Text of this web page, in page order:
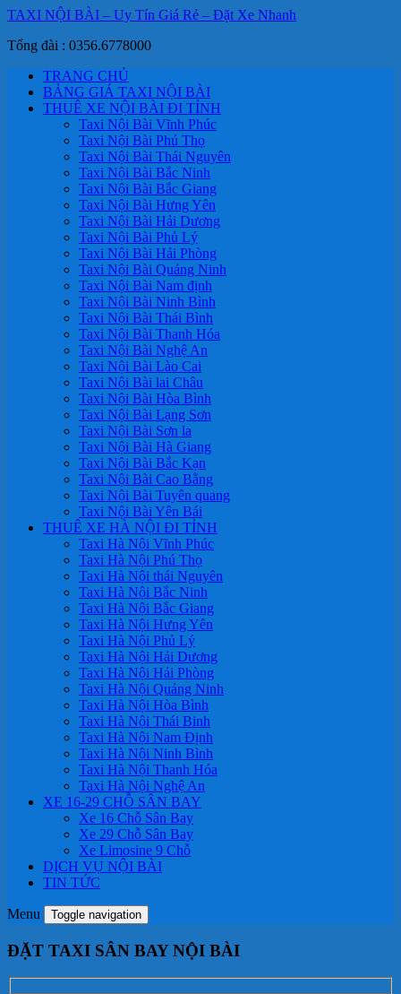
TAXI NỘI BÀI – Uy Tín Giá Rẻ – Đặt Xe Nhanh
Tổng đài : 0356.6778000
TRANG CHỦ
BẢNG GIÁ TAXI NỘI BÀI
THUÊ XE NỘI BÀI ĐI TỈNH
Taxi Nội Bài Vĩnh Phúc
Taxi Nội Bài Phú Thọ
Taxi Nội Bài Thái Nguyên
Taxi Nội Bài Bắc Ninh
Taxi Nội Bài Bắc Giang
Taxi Nội Bài Hưng Yên
Taxi Nội Bài Hải Dương
Taxi Nội Bài Phủ Lý
Taxi Nội Bài Hải Phòng
Taxi Nội Bài Quảng Ninh
Taxi Nội Bài Nam định
Taxi Nội Bài Ninh Bình
Taxi Nội Bài Thái Bình
Taxi Nội Bài Thanh Hóa
Taxi Nội Bài Nghệ An
Taxi Nội Bài Lào Cai
Taxi Nội Bài lai Châu
Taxi Nội Bài Hòa Bình
Taxi Nội Bài Lạng Sơn
Taxi Nội Bài Sơn la
Taxi Nội Bài Hà Giang
Taxi Nội Bài Bắc Kạn
Taxi Nội Bài Cao Bằng
Taxi Nội Bài Tuyên quang
Taxi Nội Bài Yên Bái
THUÊ XE HÀ NỘI ĐI TỈNH
Taxi Hà Nội Vĩnh Phúc
Taxi Hà Nội Phú Thọ
Taxi Hà Nội thái Nguyên
Taxi Hà Nội Bắc Ninh
Taxi Hà Nội Bắc Giang
Taxi Hà Nội Hưng Yên
Taxi Hà Nội Phủ Lý
Taxi Hà Nội Hải Dương
Taxi Hà Nội Hải Phòng
Taxi Hà Nội Quảng Ninh
Taxi Hà Nội Hòa Bình
Taxi Hà Nội Thái Binh
Taxi Hà Nội Nam Định
Taxi Hà Nội Ninh Bình
Taxi Hà Nội Thanh Hóa
Taxi Hà Nội Nghệ An
XE 16-29 CHỖ SÂN BAY
Xe 16 Chỗ Sân Bay
Xe 29 Chỗ Sân Bay
Xe Limosine 9 Chỗ
DỊCH VỤ NỘI BÀI
TIN TỨC
Menu Toggle navigation
ĐẶT TAXI SÂN BAY NỘI BÀI